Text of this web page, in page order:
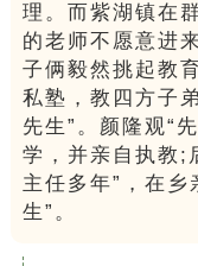
理。而紫湖镇在
的老师不愿意进
子俩毅然挑起教
私塾，教四方子
先生”。颜隆观“
学，并亲自执教;
主任多年”，在乡
生”。